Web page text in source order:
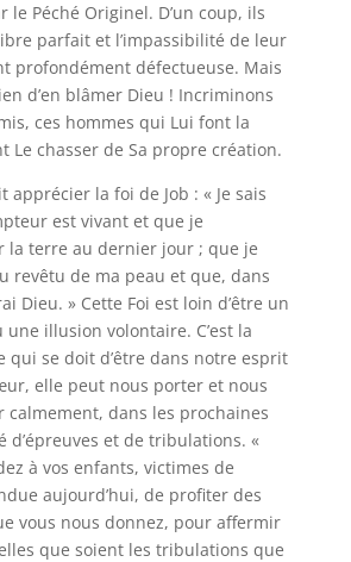
le Péché Originel. D’un coup, ils
parfait et l’impassibilité de leur
profondément défectueuse. Mais
d’en blâmer Dieu ! Incriminons
ces hommes qui Lui font la
Le chasser de Sa propre création.
apprécier la foi de Job : « Je sais
est vivant et que je
la terre au dernier jour ; que je
revêtu de ma peau et que, dans
Dieu. » Cette Foi est loin d’être un
une illusion volontaire. C’est la
qui se doit d’être dans notre esprit
elle peut nous porter et nous
calmement, dans les prochaines
d’épreuves et de tribulations. «
à vos enfants, victimes de
aujourd’hui, de profiter des
vous nous donnez, pour affermir
que soient les tribulations que